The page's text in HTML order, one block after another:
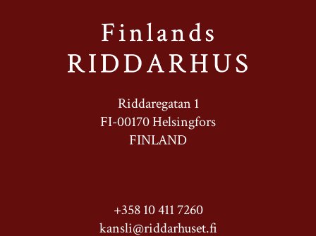
Riddaregatan 1
FI-00170 Helsingfors
FINLAND
+358 10 411 7260
kansli@riddarhuset.fi